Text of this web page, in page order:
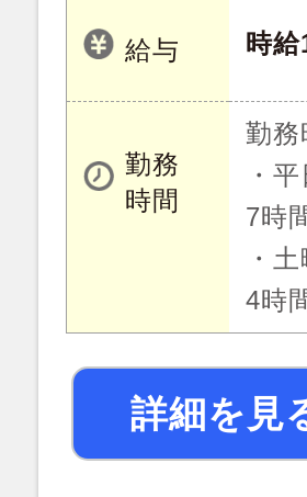
給与 時
勤務
時間
勤務
・
7時
・
4時
詳細を見